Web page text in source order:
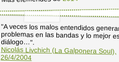
"A veces los malos entendidos
problemas en las bandas y lo mejor es
diálogo…".
Nicolás Livchich (La Galponera Soul),
26/4/2004